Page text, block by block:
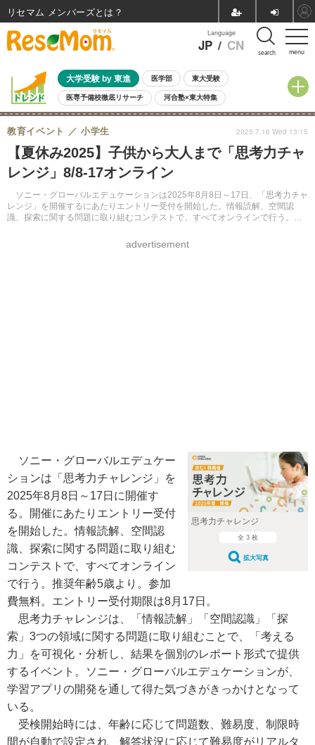
menu
Language
JP / CN search
大学受験 by 東進 医学部 東大受験
医専予備校徹底リサーチ 河合塾×東大特集
親子で考える大学選び 高校受験 中学受験 小学校受験
共通テスト 夏休み
8月開催イベント・WS 全国公立高校 過去問 人気記事
自由研究教材（小学生向け） 自由研究教材（中学生向け）
【夏休み2025】子供から大人まで「思考力チャ
レンジ」8/8-17オンライン
ソニー・グローバルエデュケーションは2025年8月8日～17日、「思考力チャ
レンジ」を開催するにあたりエントリー受付を開始した。情報読解、空間認
識、探索に関する問題に取り組むコンテストで、すべてオンラインで行う。推
教育イベント 小学生
advertisement
2025.7.16 Wed 13:15
思考力チャレンジ
全 3 枚
拡大写真
ソニー・グローバルエデュケー
ションは「思考力チャレンジ」を
2025年8月8日～17日に開催す
る。開催にあたりエントリー受付
を開始した。情報読解、空間認
識、探索に関する問題に取り組む
コンテストで、すべてオンライン
で行う。推奨年齢5歳より。参加
費無料。エントリー受付期限は8月17日。
思考力チャレンジは、「情報読解」「空間認識」「探
索」3つの領域に関する問題に取り組むことで、「考える
力」を可視化・分析し、結果を個別のレポート形式で提供
するイベント。ソニー・グローバルエデュケーションが、
学習アプリの開発を通して得た気づきがきっかけとなって
いる。
受検開始時には、年齢に応じて問題数、難易度、制限時
間が自動で設定され、解答状況に応じて難易度がリアルタ
リセマム メンバーズ